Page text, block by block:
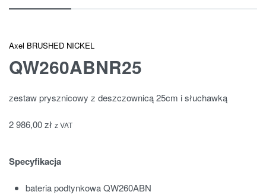
Axel BRUSHED NICKEL
QW260ABNR25
zestaw prysznicowy z deszczownicą 25cm i słuchawką
2 986,00zł z VAT
Specyfikacja
bateria podtynkowa QW260ABN